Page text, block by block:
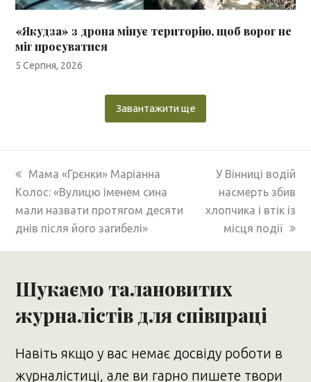
«Якудза» з дрона мінує територію, щоб ворог не
міг просуватися
5 Серпня, 2026
Завантажити ще
previous
post:
Мама «Грєнки» Маріанна
Колос: «Вулицю іменем сина
мали назвати протягом десяти
днів після його загибелі»
next
post:
У Вінниці водій
насмерть збив
хлопчика і втік із
місця події
Шукаємо талановитих
журналістів для співпраці
Навіть якщо у вас немає досвіду роботи в
журналістиці, але ви гарно пишете твори